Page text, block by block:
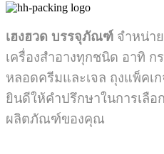
เฮงฮวด บรรจุภัณฑ์ จำหน่า
เครื่องสำอางทุกชนิด อาทิ
หลอดครีมและเจล ถุงแพ็คเ
ยินดีให้คำปรึกษาในการเลื
ผลิตภัณฑ์ของคุณ